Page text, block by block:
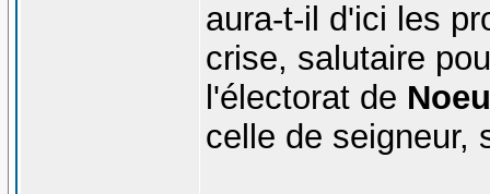
aura-t-il d'ici les
crise, salutaire
l'électorat de
celle de seigneur,